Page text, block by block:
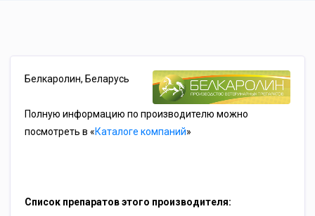
Белкаролин, Беларусь
Полную информацию по производителю можно
посмотреть в «Каталоге компаний»
Список препаратов этого производителя: